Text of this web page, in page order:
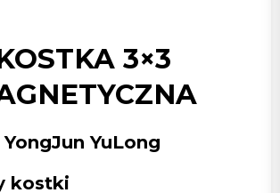
3×3
YongJun YuLong
kostki